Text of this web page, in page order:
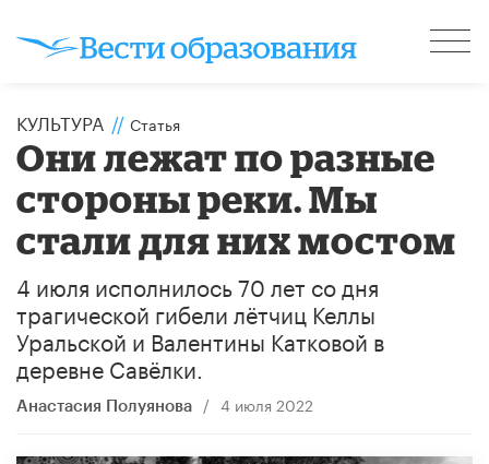
КУЛЬТУРА // Статья
Они лежат по разные
стороны реки. Мы
стали для них мостом
4 июля исполнилось 70 лет со дня
трагической гибели лётчиц Келлы
Уральской и Валентины Катковой в
деревне Савёлки.
Анастасия Полуянова / 4 июля 2022